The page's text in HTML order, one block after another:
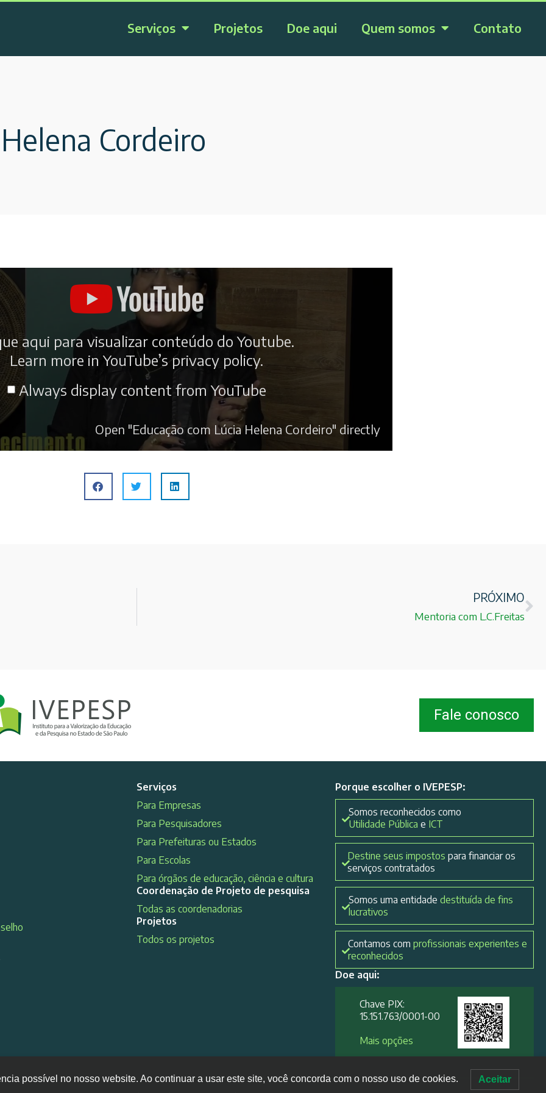
Serviços Projetos Doe aqui Quem somos Contato
Cordeiro
aqui para visualizar conteúdo do Youtube.
Learn more inYouTube’s privacy policy.
Always display content from YouTube
Open "Educação com Lúcia Helena Cordeiro" directly
PRÓXIMO
Mentoria com L.C.Freitas
Fale conosco
Serviços
Para Empresas
Para Pesquisadores
Para Prefeituras ou Estados
Para Escolas
Para órgãos de educação, ciência e cultura
Coordenação de Projeto de pesquisa
Todas as coordenadorias
Projetos
Todos os projetos
Porque escolher o IVEPESP:
Somos reconhecidos como
Utilidade Pública e ICT
Destine seus impostos para financiar os
serviços contratados
Somos uma entidadedestituída de fins
lucrativos
Contamos com profissionais experientes e
reconhecidos
Doe aqui:
Chave PIX:
15.151.763/0001-00​
Mais opções
possível no nosso website. Ao continuar a usar este site, você concorda com o nosso uso de cookies. Aceitar